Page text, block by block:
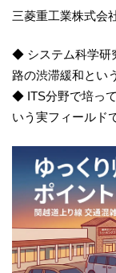
三菱重工業株式会
◆ システム科学研
路の渋滞緩和とい
◆ ITS分野で培っ
いう実フィールド